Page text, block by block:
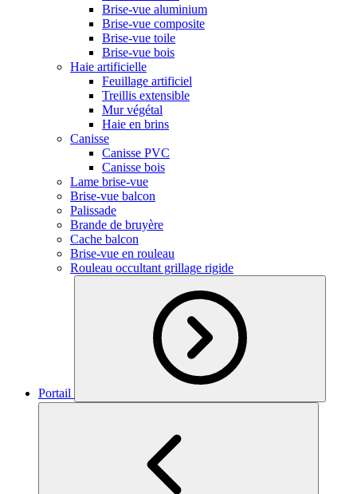
Brise-vue aluminium
Brise-vue composite
Brise-vue toile
Brise-vue bois
Haie artificielle
Feuillage artificiel
Treillis extensible
Mur végétal
Haie en brins
Canisse
Canisse PVC
Canisse bois
Lame brise-vue
Brise-vue balcon
Palissade
Brande de bruyère
Cache balcon
Brise-vue en rouleau
Rouleau occultant grillage rigide
Portail